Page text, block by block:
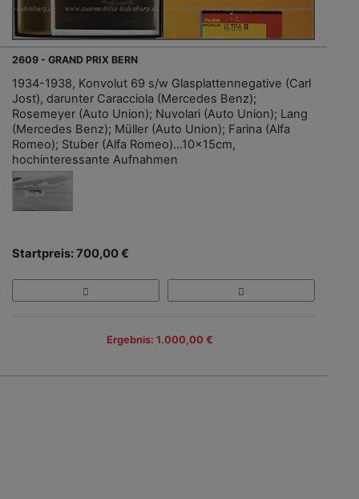
2609 - GRAND PRIX BERN
1934-1938, Konvolut 69 s/w Glasplattennegative (Carl
Jost), darunter Caracciola (Mercedes Benz);
Rosemeyer (Auto Union); Nuvolari (Auto Union); Lang
(Mercedes Benz); Müller (Auto Union); Farina (Alfa
Romeo); Stuber (Alfa Romeo)…10x15cm,
hochinteressante Aufnahmen
Startpreis: 700,00 €
Ergebnis: 1.000,00 €